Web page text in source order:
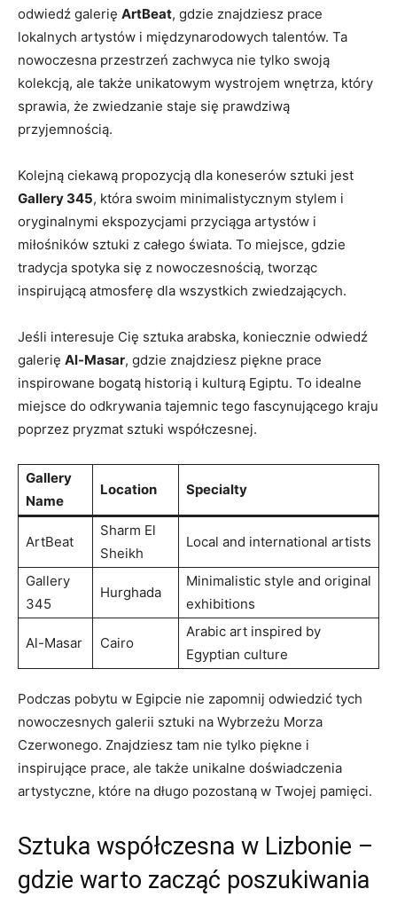
odwiedź galerię ArtBeat, ‌gdzie znajdziesz prace
lokalnych artystów i‍ międzynarodowych talentów. Ta
nowoczesna przestrzeń zachwyca nie tylko swoją
kolekcją, ale także unikatowym wystrojem wnętrza, który
sprawia, ⁢że zwiedzanie staje się prawdziwą
przyjemnością.
Kolejną ciekawą propozycją dla koneserów sztuki jest
Gallery 345, która swoim⁣ minimalistycznym stylem i
oryginalnymi ekspozycjami przyciąga artystów i
miłośników sztuki z całego świata. ⁣To ⁣miejsce, gdzie
tradycja spotyka się z nowoczesnością, tworząc‍
inspirującą atmosferę dla wszystkich zwiedzających.
Jeśli interesuje Cię sztuka arabska, koniecznie‌ odwiedź
galerię Al-Masar, gdzie znajdziesz piękne prace
inspirowane bogatą historią i⁣ kulturą Egiptu. To‌ idealne
miejsce do odkrywania tajemnic tego fascynującego kraju
poprzez pryzmat sztuki współczesnej.
Gallery
Name
Location Specialty
ArtBeat
Sharm El
Sheikh
Local and international artists
Gallery
345
Hurghada
Minimalistic style and original
exhibitions
Al-Masar Cairo
Arabic art ​inspired by
Egyptian culture
Podczas pobytu w Egipcie nie zapomnij odwiedzić tych
nowoczesnych galerii sztuki na Wybrzeżu⁣ Morza
Czerwonego. ⁢Znajdziesz tam nie tylko piękne i
inspirujące prace,‌ ale także unikalne doświadczenia
artystyczne, które na długo ‍pozostaną w Twojej⁤ pamięci.
Sztuka współczesna w Lizbonie ⁣–
gdzie warto⁣ zacząć poszukiwania